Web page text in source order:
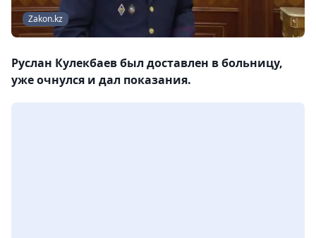
Zakon.kz
Руслан Кулекбаев был доставлен в больницу,
уже очнулся и дал показания.